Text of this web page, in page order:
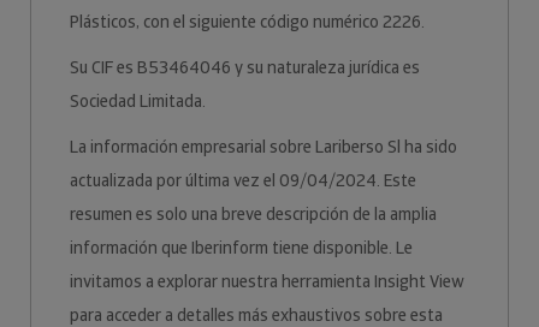
Plásticos, con el siguiente código numérico 2226.
Su CIF es B53464046 y su naturaleza jurídica es
Sociedad Limitada.
La información empresarial sobre Lariberso Sl ha sido
actualizada por última vez el 09/04/2024. Este
resumen es solo una breve descripción de la amplia
información que Iberinform tiene disponible. Le
invitamos a explorar nuestra herramienta Insight View
para acceder a detalles más exhaustivos sobre esta